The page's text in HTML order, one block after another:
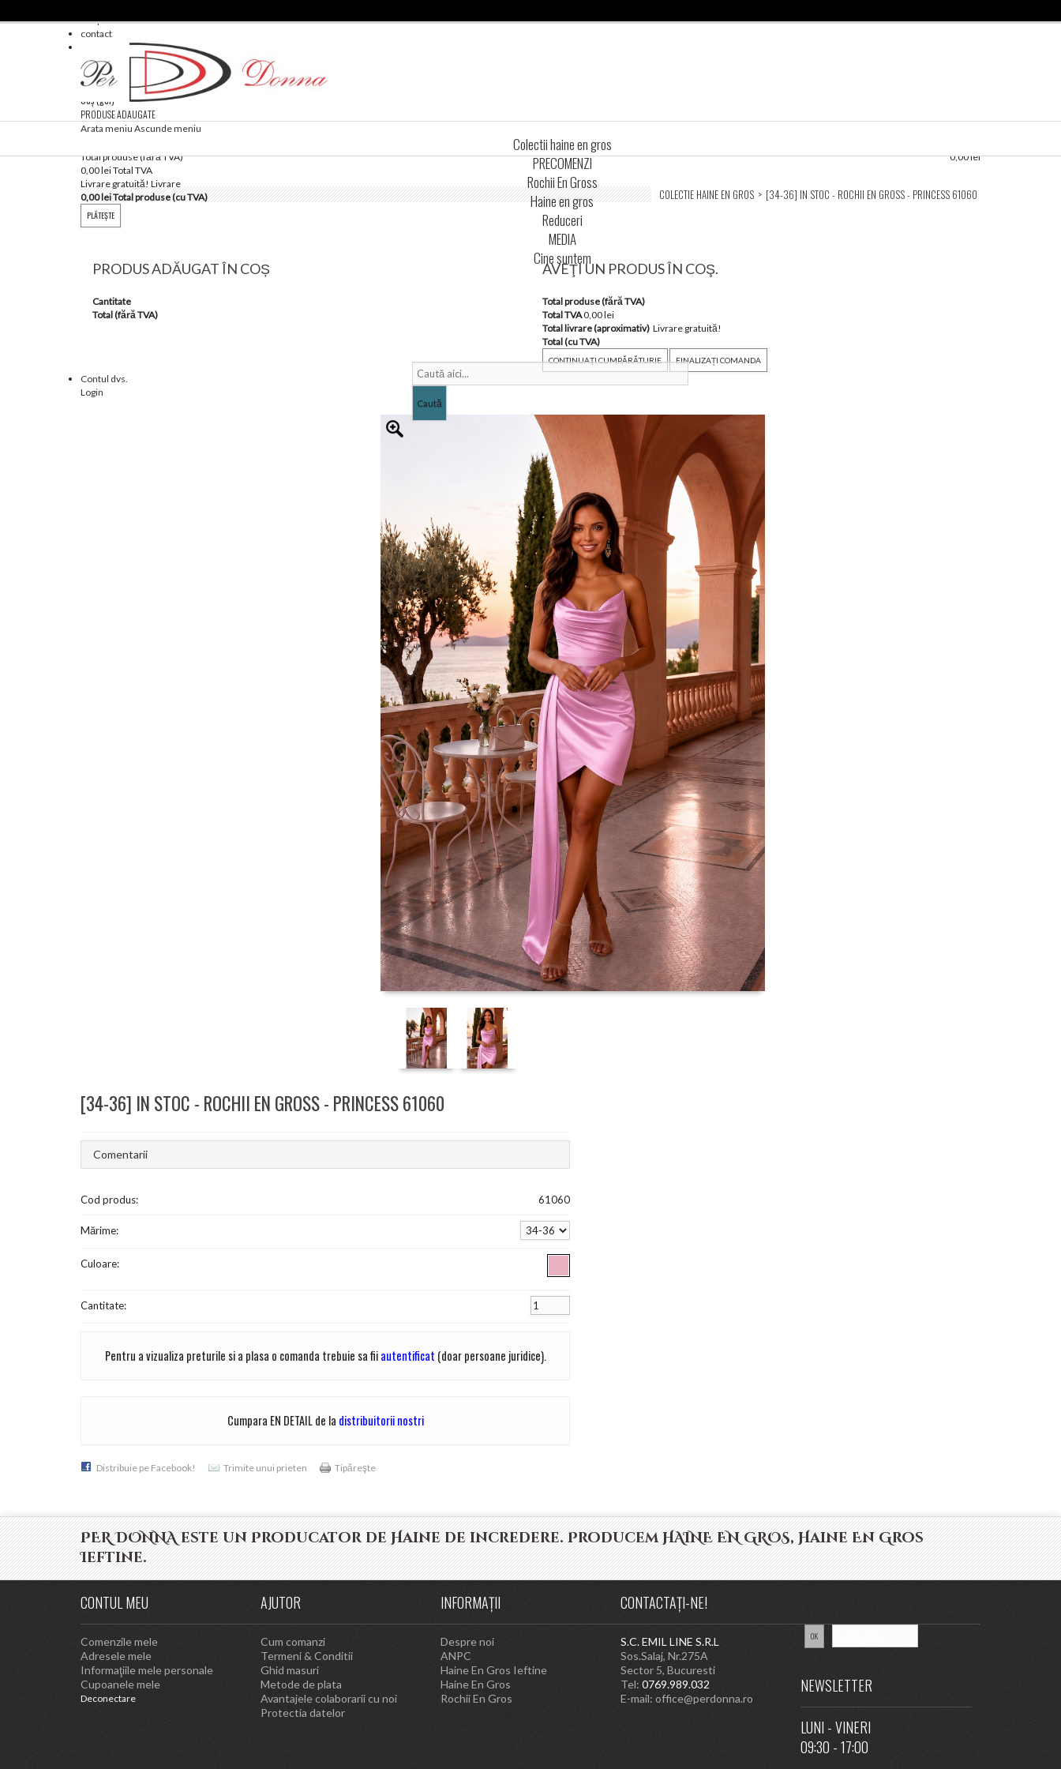
Despre noi
contact
Coş(gol)
PRODUSE ADAUGATE
Nici un produs
Total produse (fără TVA)
0,00 lei
0,00 leiTotal TVA
Livrare gratuită!Livrare
0,00 leiTotal produse (cu TVA)
PLĂTEŞTE
PRODUS ADĂUGAT ÎN COȘ
Cantitate
Total (fără TVA)
AVEŢI UN PRODUS ÎN COŞ.
Total produse (fără TVA)
Total TVA0,00 lei
Total livrare (aproximativ) Livrare gratuită!
Total (cu TVA)
CONTINUAŢI CUMPĂRĂTURIE FINALIZAȚI COMANDA
Contul dvs.
Login
Arata meniu Ascunde meniu
Colectii haine en gros
PRECOMENZI
Rochii En Gross
Haine en gros
Reduceri
MEDIA
Cine suntem
Caută
COLECTIE HAINE EN GROS > [34-36] IN STOC - ROCHII EN GROSS - PRINCESS 61060
[34-36] IN STOC - ROCHII EN GROSS - PRINCESS 61060
Comentarii
Cod produs: 61060
Mărime:
Culoare:
Cantitate:
Pentru a vizualiza preturile si a plasa o comanda trebuie sa fiiautentificat (doar persoane juridice).
Cumpara EN DETAIL de la distribuitorii nostri
Distribuie pe Facebook! Trimite unui prieten Tipăreşte
PER DONNA este un Producator de Haine de incredere. Producem HAINE EN GROS, Haine En Gros
Ieftine.
CONTUL MEU
Comenzile mele
Adresele mele
Informaţiile mele personale
Cupoanele mele
Deconectare
AJUTOR
Cum comanzi
Termeni & Conditii
Ghid masuri
Metode de plata
Avantajele colaborarii cu noi
Protectia datelor
INFORMAŢII
Despre noi
ANPC
Haine En Gros Ieftine
Haine En Gros
Rochii En Gros
CONTACTAȚI-NE!
S.C. EMIL LINE S.R.L
Sos.Salaj, Nr.275A
Sector 5, Bucuresti
Tel: 0769.989.032
E-mail: office@perdonna.ro
NEWSLETTER
LUNI - VINERI
09:30 - 17:00